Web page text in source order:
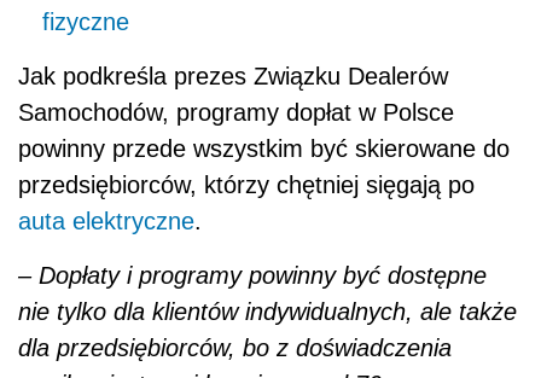
fizyczne
Jak podkreśla prezes Związku Dealerów
Samochodów, programy dopłat w Polsce
powinny przede wszystkim być skierowane do
przedsiębiorców, którzy chętniej sięgają po
auta elektryczne.
– Dopłaty i programy powinny być dostępne
nie tylko dla klientów indywidualnych, ale także
dla przedsiębiorców, bo z doświadczenia